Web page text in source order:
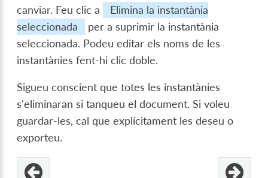
canviar. Feu clic a
Elimina la instantània
seleccionada
per a suprimir la instantània
seleccionada. Podeu editar els noms de les
instantànies fent-hi clic doble.
Sigueu conscient que totes les instantànies
s'eliminaran si tanqueu el document. Si voleu
guardar-les, cal que explícitament les deseu o
exporteu.